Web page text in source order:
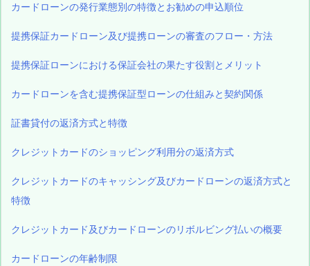
カードローンの発行業態別の特徴とお勧めの申込順位
提携保証カードローン及び提携ローンの審査のフロー・方法
提携保証ローンにおける保証会社の果たす役割とメリット
カードローンを含む提携保証型ローンの仕組みと契約関係
証書貸付の返済方式と特徴
クレジットカードのショッピング利用分の返済方式
クレジットカードのキャッシング及びカードローンの返済方式と
特徴
クレジットカード及びカードローンのリボルビング払いの概要
カードローンの年齢制限